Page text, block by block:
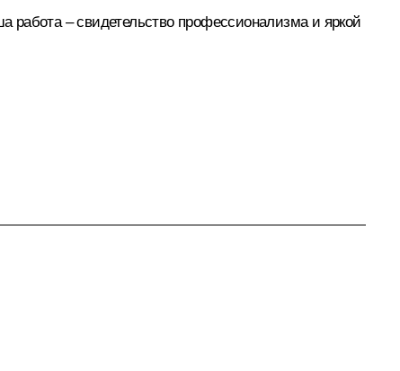
работа – свидетельство профессионализма и яркой